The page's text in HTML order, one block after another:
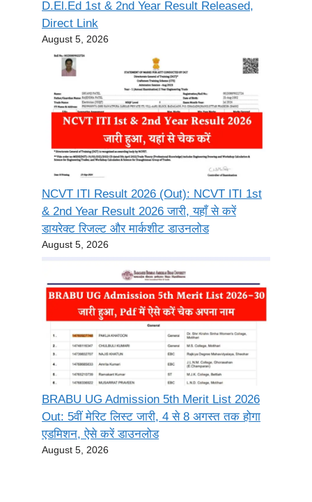
D.El.Ed 1st & 2nd Year Result Released,
Direct Link
August 5, 2026
NCVT ITI Result 2026 (Out): NCVT ITI 1st
& 2nd Year Result 2026 जारी, यहाँ से करें
डायरेक्ट रिजल्ट और मार्कशीट डाउनलोड
August 5, 2026
BRABU UG Admission 5th Merit List 2026
Out: 5वीं मेरिट लिस्ट जारी, 4 से 8 अगस्त तक होगा
एडमिशन, ऐसे करें डाउनलोड
August 5, 2026